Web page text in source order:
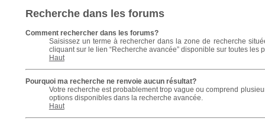
Recherche dans les forums
Comment rechercher dans les forums?
Saisissez un terme à rechercher dans la zone de recherche
cliquant sur le lien “Recherche avancée” disponible sur toutes
Haut
Pourquoi ma recherche ne renvoie aucun résultat?
Votre recherche est probablement trop vague ou comprend
options disponibles dans la recherche avancée.
Haut